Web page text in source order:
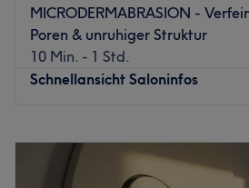
MICRODERMABRASION -
Poren & unruhiger Struktur
10 Min. - 1 Std.
Schnellansicht Saloninfos
Mittwoch